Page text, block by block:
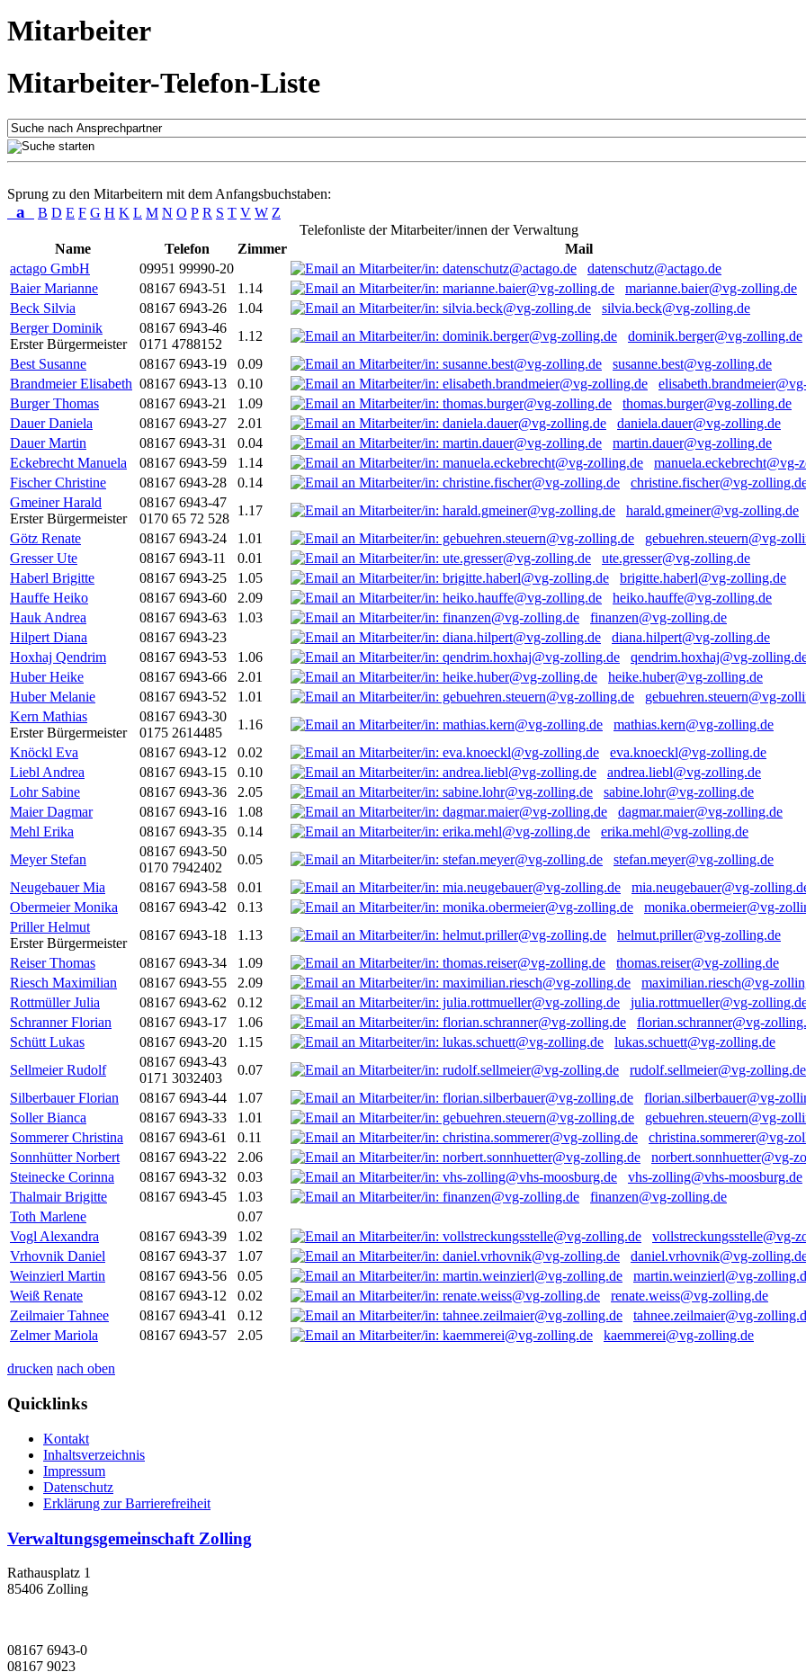
Mitarbeiter
Mitarbeiter-Telefon-Liste
Sprung zu den Mitarbeitern mit dem Anfangsbuchstaben:
a B D E F G H K L M N O P R S T V W Z
Telefonliste der Mitarbeiter/innen der Verwaltung
Name
Telefon Zimmer
Mail
actago GmbH
09951 99990-20
datenschutz@actago.de
Baier Marianne
08167 6943-51 1.14
marianne.baier@vg-zolling.de
Beck Silvia
08167 6943-26 1.04
silvia.beck@vg-zolling.de
Berger Dominik
Erster Bürgermeister
08167 6943-46
0171 4788152
1.12
dominik.berger@vg-zolling.de
Best Susanne
08167 6943-19 0.09
susanne.best@vg-zolling.de
Brandmeier Elisabeth 08167 6943-13 0.10
Burger Thomas
08167 6943-21 1.09
thomas.burger@vg-zolling.de
Dauer Daniela
08167 6943-27 2.01
daniela.dauer@vg-zolling.de
Dauer Martin
08167 6943-31 0.04
martin.dauer@vg-zolling.de
Eckebrecht Manuela
08167 6943-59 1.14
manuela.eckebrecht@vg-
Fischer Christine
08167 6943-28 0.14
christine.fischer@vg-
Gmeiner Harald
Erster Bürgermeister
08167 6943-47
0170 65 72 528
1.17
harald.gmeiner@vg-zolling.de
Götz Renate
08167 6943-24 1.01
gebuehren.steuern@vg-
Gresser Ute
08167 6943-11 0.01
ute.gresser@vg-zolling.de
Haberl Brigitte
08167 6943-25 1.05
brigitte.haberl@vg-zolling.de
Hauffe Heiko
08167 6943-60 2.09
heiko.hauffe@vg-zolling.de
Hauk Andrea
08167 6943-63 1.03
finanzen@vg-zolling.de
Hilpert Diana
08167 6943-23
diana.hilpert@vg-zolling.de
Hoxhaj Qendrim
08167 6943-53 1.06
qendrim.hoxhaj@vg-
Huber Heike
08167 6943-66 2.01
heike.huber@vg-zolling.de
Huber Melanie
08167 6943-52 1.01
gebuehren.steuern@vg-
Kern Mathias
Erster Bürgermeister
08167 6943-30
0175 2614485
1.16
mathias.kern@vg-zolling.de
Knöckl Eva
08167 6943-12 0.02
eva.knoeckl@vg-zolling.de
Liebl Andrea
08167 6943-15 0.10
andrea.liebl@vg-zolling.de
Lohr Sabine
08167 6943-36 2.05
sabine.lohr@vg-zolling.de
Maier Dagmar
08167 6943-16 1.08
dagmar.maier@vg-zolling.de
Mehl Erika
08167 6943-35 0.14
erika.mehl@vg-zolling.de
Meyer Stefan
08167 6943-50
0170 7942402
0.05
stefan.meyer@vg-zolling.de
Neugebauer Mia
08167 6943-58 0.01
mia.neugebauer@vg-
Obermeier Monika
08167 6943-42 0.13
monika.obermeier@vg-
Priller Helmut
Erster Bürgermeister
08167 6943-18 1.13
helmut.priller@vg-zolling.de
Reiser Thomas
08167 6943-34 1.09
thomas.reiser@vg-zolling.de
Riesch Maximilian
08167 6943-55 2.09
maximilian.riesch@vg-
Rottmüller Julia
08167 6943-62 0.12
julia.rottmueller@vg-
Schranner Florian
08167 6943-17 1.06
florian.schranner@vg-
Schütt Lukas
08167 6943-20 1.15
lukas.schuett@vg-zolling.de
Sellmeier Rudolf
08167 6943-43
0171 3032403
0.07
rudolf.sellmeier@vg-zolling.de
Silberbauer Florian
08167 6943-44 1.07
florian.silberbauer@vg-
Soller Bianca
08167 6943-33 1.01
gebuehren.steuern@vg-
Sommerer Christina
08167 6943-61 0.11
christina.sommerer@vg-
Sonnhütter Norbert
08167 6943-22 2.06
norbert.sonnhuetter@vg-
Steinecke Corinna
08167 6943-32 0.03
vhs-zolling@vhs-moosburg.de
Thalmair Brigitte
08167 6943-45 1.03
finanzen@vg-zolling.de
Toth Marlene
0.07
Vogl Alexandra
08167 6943-39 1.02
vollstreckungsstelle@vg-
Vrhovnik Daniel
08167 6943-37 1.07
daniel.vrhovnik@vg-
Weinzierl Martin
08167 6943-56 0.05
martin.weinzierl@vg-
Weiß Renate
08167 6943-12 0.02
renate.weiss@vg-zolling.de
Zeilmaier Tahnee
08167 6943-41 0.12
tahnee.zeilmaier@vg-
Zelmer Mariola
08167 6943-57 2.05 kaemmerei@vg-zolling.de
drucken nach oben
Quicklinks
Kontakt
Inhaltsverzeichnis
Impressum
Datenschutz
Erklärung zur Barrierefreiheit
Verwaltungsgemeinschaft Zolling
Rathausplatz 1
85406 Zolling
08167 6943-0
08167 9023